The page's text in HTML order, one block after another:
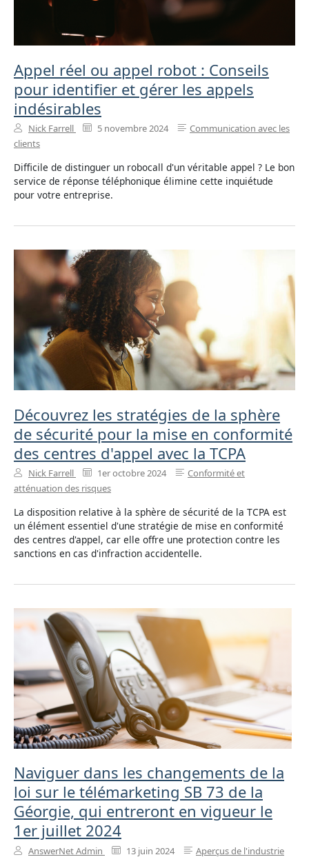
Appel réel ou appel robot : Conseils
pour identifier et gérer les appels
indésirables
Nick Farrell 5 novembre 2024
Communication avec les
clients
Difficile de distinguer un robocall d'un véritable appel ? Le bon
service de réponse téléphonique élimine cette inquiétude
pour votre entreprise.
Découvrez les stratégies de la sphère
de sécurité pour la mise en conformité
des centres d'appel avec la TCPA
Nick Farrell 1er octobre 2024
Conformité et
atténuation des risques
La disposition relative à la sphère de sécurité de la TCPA est
un élément essentiel d'une stratégie de mise en conformité
des centres d'appel, car elle offre une protection contre les
sanctions en cas d'infraction accidentelle.
Naviguer dans les changements de la
loi sur le télémarketing SB 73 de la
Géorgie, qui entreront en vigueur le
1er juillet 2024
AnswerNet Admin 13 juin 2024 Aperçus de l'industrie